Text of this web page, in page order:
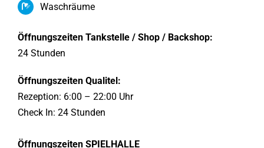
Waschräume
Öffnungszeiten Tankstelle / Shop / Backshop:
24 Stunden
Öffnungszeiten Qualitel:
Rezeption: 6:00 – 22:00 Uhr
Check In: 24 Stunden
Öffnungszeiten SPIELHALLE